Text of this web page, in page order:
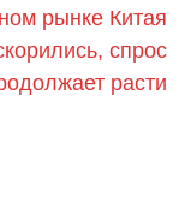
рынке Китая
спрос
расти